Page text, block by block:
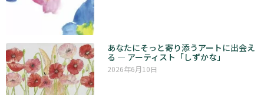
あなたにそっと寄り添うアートに出会え
る ― アーティスト「しずかな」
2026年6月10日